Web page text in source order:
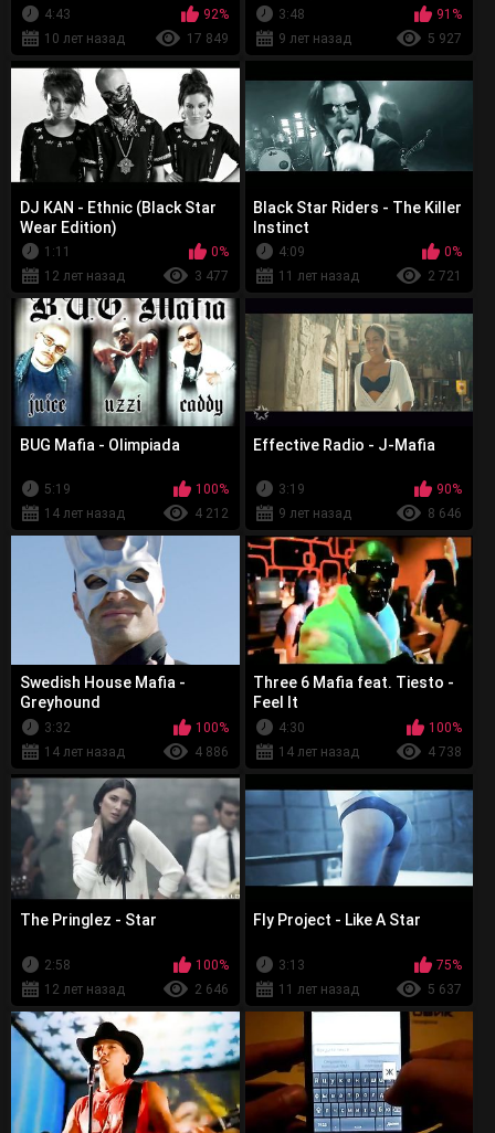
4:43
92%
10 лет назад
17 849
3:48
91%
9 лет назад
5 927
DJ KAN - Ethnic (Black Star
Wear Edition)
1:11
0%
12 лет назад
3 477
Black Star Riders - The Killer
Instinct
4:09
0%
11 лет назад
2 721
BUG Mafia - Olimpiada
5:19
100%
14 лет назад
4 212
Effective Radio - J-Mafia
3:19
90%
9 лет назад
8 646
Swedish House Mafia -
Greyhound
3:32
100%
14 лет назад
4 886
Three 6 Mafia feat. Tiesto -
Feel It
4:30
100%
14 лет назад
4 738
The Pringlez - Star
2:58
100%
12 лет назад
2 646
Fly Project - Like A Star
3:13
75%
11 лет назад
5 637